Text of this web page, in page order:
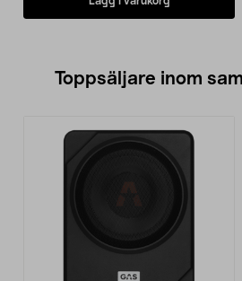
Toppsäljare inom